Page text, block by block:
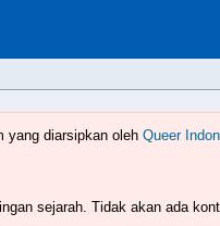
yang diarsipkan oleh Queer
sejarah. Tidak akan ada